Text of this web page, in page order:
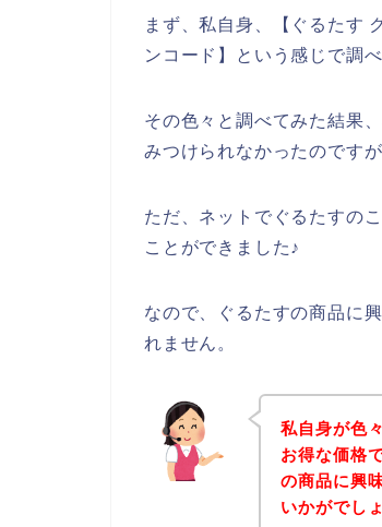
まず、私自身、【ぐるたす
ンコード】という感じで調
その色々と調べてみた結果
みつけられなかったのですが
ただ、ネットでぐるたすの
ことができました♪
なので、ぐるたすの商品に
れません。
私自身が色
お得な価格
の商品に興
いかがでし